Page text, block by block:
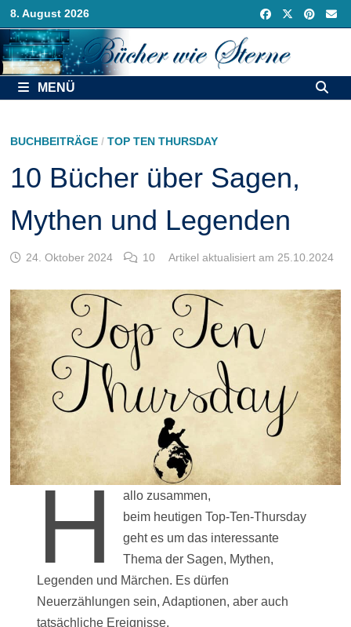
Zurück
zum
Inhalt
8. August 2026
MENÜ
BUCHBEITRÄGE/ TOP TEN THURSDAY
10 Bücher über Sagen,
Mythen und Legenden
24. Oktober 2024 10 Artikel aktualisiert am 25.10.2024
H
allo zusammen,
beim heutigen Top-Ten-Thursday
geht es um das interessante
Thema der Sagen, Mythen,
Legenden und Märchen. Es dürfen
Neuerzählungen sein, Adaptionen, aber auch
tatsächliche Ereignisse.